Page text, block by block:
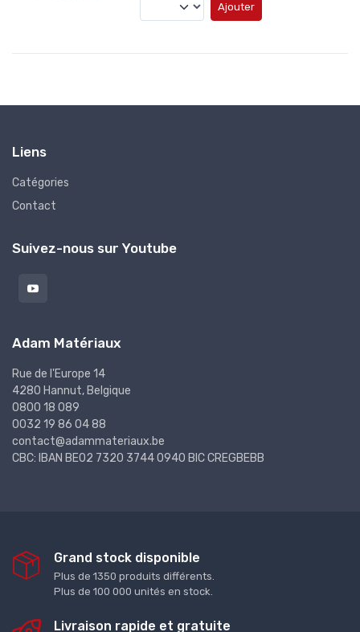
Ajouter
Liens
Catégories
Contact
Suivez-nous sur Youtube
Adam Matériaux
Rue de l'Europe 14
4280 Hannut, Belgique
0800 18 089
0032 19 86 04 88
contact@adammateriaux.be
CBC: IBAN BE02 7320 3744 0940 BIC CREGBEBB
Grand stock disponible
Plus de 1350 produits différents.
Plus de 100 000 unités en stock.
Livraison rapide et gratuite